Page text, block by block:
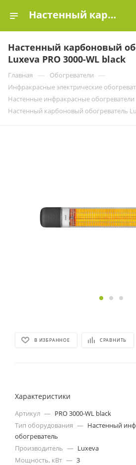
Настенный карбоновый обогреватель Luxeva PRO 3000-WL black купить в Москве по цене | Эко-Элемент
Настенный карбоновый
Luxeva PRO 3000-WL black
Главная — Обогреватели —
Инфракрасные электрические
Настенные инфракрасные обогреватели
Настенный карбоновый обогреватель
В ИЗБРАННОЕ СРАВНИТЬ
Характеристики
Артикул — PRO 3000-WL black
Тип оборудования — Настенный
обогреватель
Производитель — Luxeva
Мощность, кВт — 3